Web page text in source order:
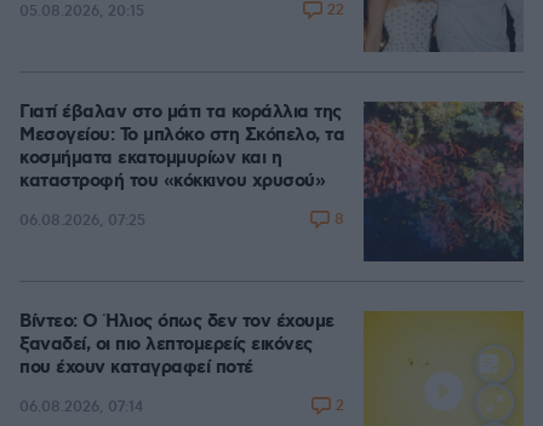
05.08.2026, 20:15 22
Γιατί έβαλαν στο μάτι τα κοράλλια της
Μεσογείου: Το μπλόκο στη Σκόπελο, τα
κοσμήματα εκατομμυρίων και η
καταστροφή του «κόκκινου χρυσού»
06.08.2026, 07:25 8
Βίντεο: Ο Ήλιος όπως δεν τον έχουμε
ξαναδεί, οι πιο λεπτομερείς εικόνες
που έχουν καταγραφεί ποτέ
06.08.2026, 07:14 2